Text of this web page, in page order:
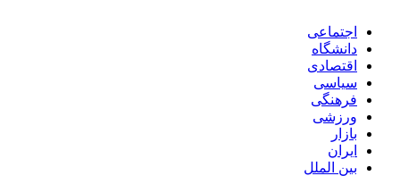
اجتماعی
دانشگاه
اقتصادی
سیاسی
فرهنگی
ورزشی
بازار
ایران
بین الملل